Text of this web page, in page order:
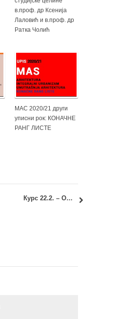
в.проф. др Ксенија
Лаловић и в.проф. др
Ратка Чолић
МАС 2020/21 други
уписни рок: КОНАЧНЕ
РАНГ ЛИСТЕ
Курс 22.2. – Организација грађења и основе менаџмента: Информације о вежбању